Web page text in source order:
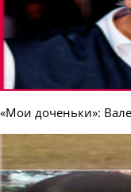
«Мои доченьки»: